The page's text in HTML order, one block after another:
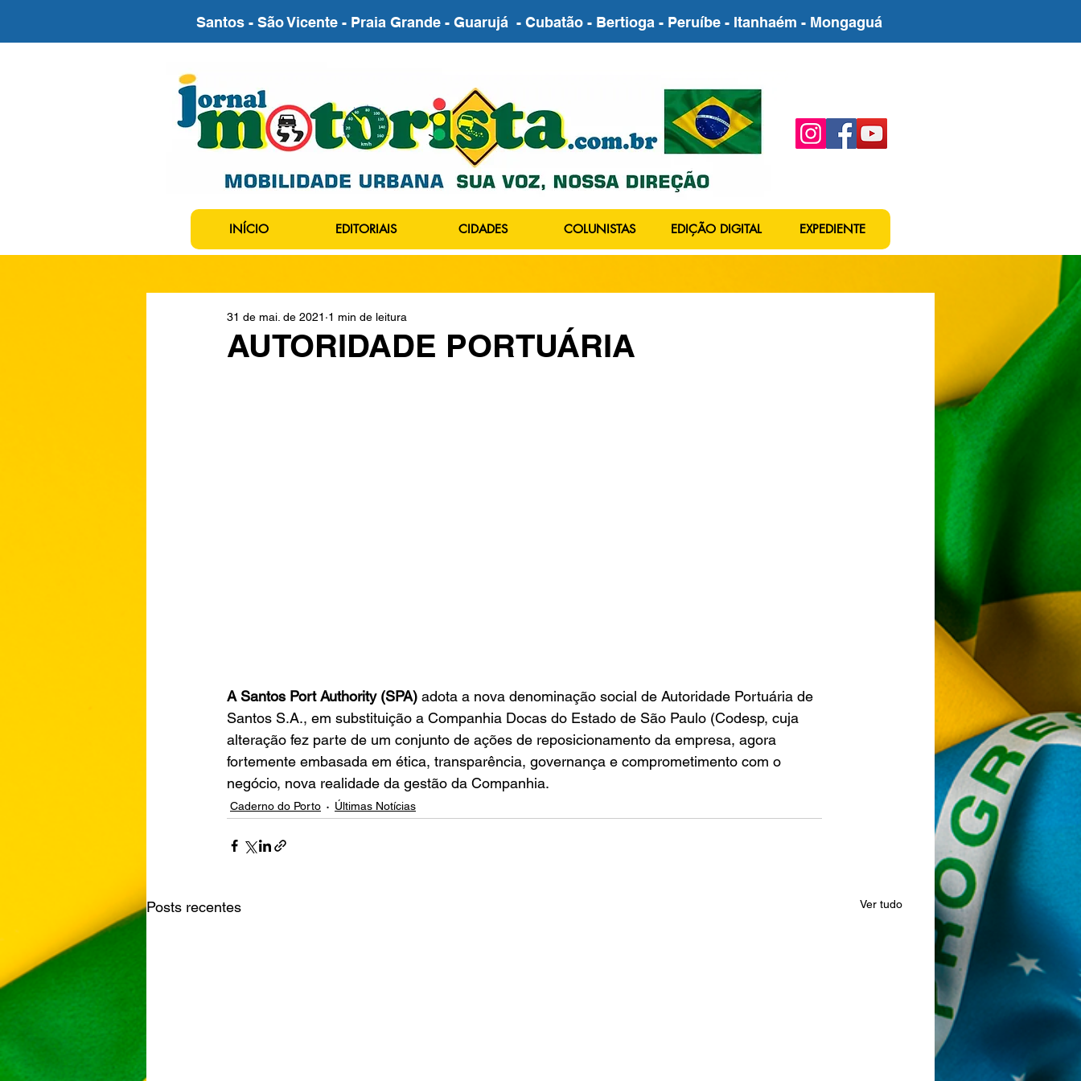
Santos - São Vicente - Praia Grande - Guarujá - Cubatão - Bertioga - Peruíbe - Itanhaém - Mongaguá
INÍCIO EDITORIAIS CIDADES COLUNISTAS EDIÇÃO DIGITAL EXPEDIENTE
AUTORIDADE PORTUÁRIA
31 de mai. de 2021 1 min de leitura
A Santos Port Authority (SPA) adota a nova denominação social de Autoridade Portuária de
Santos S.A., em substituição a Companhia Docas do Estado de São Paulo (Codesp, cuja
alteração fez parte de um conjunto de ações de reposicionamento da empresa, agora
fortemente embasada em ética, transparência, governança e comprometimento com o
negócio, nova realidade da gestão da Companhia.
Caderno do Porto Últimas Notícias
Posts recentes Ver tudo